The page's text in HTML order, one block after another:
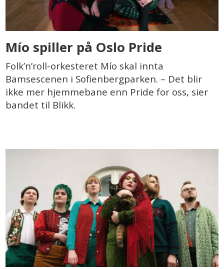
Mío spiller på Oslo Pride
Folk’n’roll-orkesteret Mío skal innta
Bamsescenen i Sofienbergparken. – Det blir
ikke mer hjemmebane enn Pride for oss, sier
bandet til Blikk.